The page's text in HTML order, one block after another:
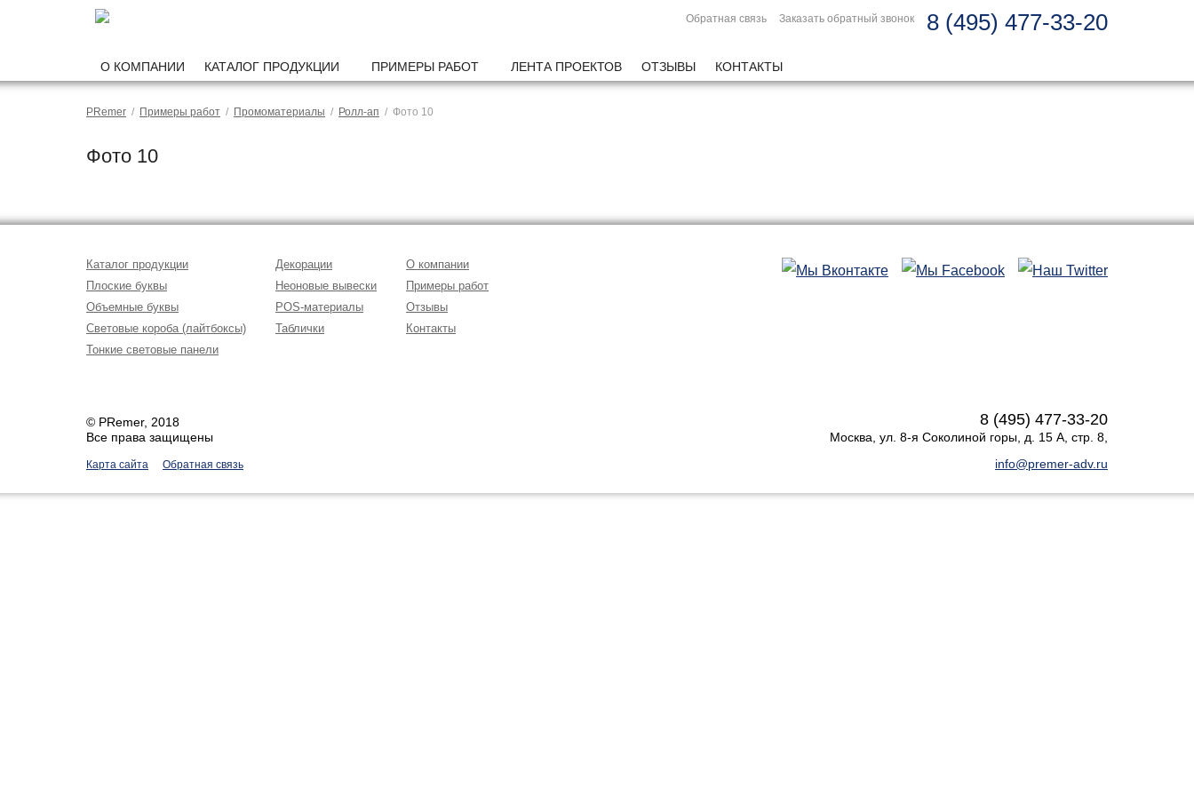
Обратная связь Заказать обратный звонок 8 (495) 477-33-20
О КОМПАНИИ КАТАЛОГ ПРОДУКЦИИ ПРИМЕРЫ РАБОТ ЛЕНТА ПРОЕКТОВ ОТЗЫВЫ КОНТАКТЫ
PRemer / Примеры работ / Промоматериалы / Ролл-ап / Фото 10
Фото 10
Каталог продукции
Плоские буквы
Объемные буквы
Световые короба (лайтбоксы)
Тонкие световые панели
Декорации
Неоновые вывески
POS-материалы
Таблички
О компании
Примеры работ
Отзывы
Контакты
© PRemer, 2018
Все права защищены
Карта сайта Обратная связь
8 (495) 477-33-20
Москва ул. 8-я Соколиной горы, д. 15 А, стр. 8
info@premer-adv.ru